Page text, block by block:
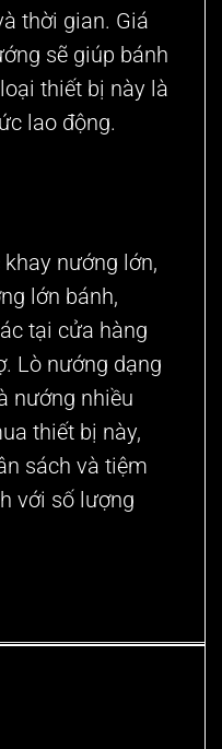
thời gian. Giá
sẽ giúp bánh
thiết bị này là
lao động.
nướng lớn,
lớn bánh,
tại cửa hàng
Lò nướng dạng
nướng nhiều
thiết bị này,
sách và tiệm
với số lượng